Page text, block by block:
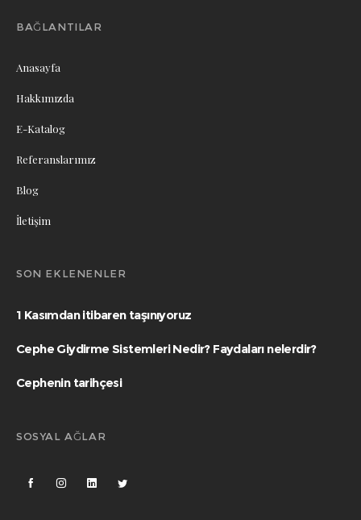
BAĞLANTILAR
Anasayfa
Hakkımızda
E-Katalog
Referanslarımız
Blog
İletişim
SON EKLENENLER
1 Kasımdan itibaren taşınıyoruz
Cephe Giydirme Sistemleri Nedir? Faydaları nelerdir?
Cephenin tarihçesi
SOSYAL AĞLAR